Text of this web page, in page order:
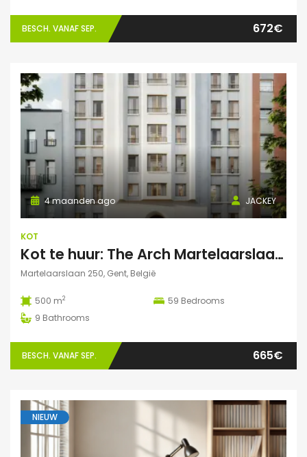
BESCH. VANAF SEP. 672€
JACKEY
4 maanden ago
KOT
Kot te huur: The Arch Martelaarslaan 250
Martelaarslaan 250, Gent, België
500 m2 59 Bedrooms
9 Bathrooms
BESCH. VANAF SEP. 665€
NIEUW